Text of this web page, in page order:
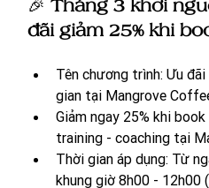
🎉 Tháng 3 khơi
đãi giảm 25% khi
Tên chương trình: Ưu
gian tại Mangrove
Giảm ngay 25% khi
training - coaching tại
Thời gian áp dụng: Từ
khung giờ 8h00 - 12h00